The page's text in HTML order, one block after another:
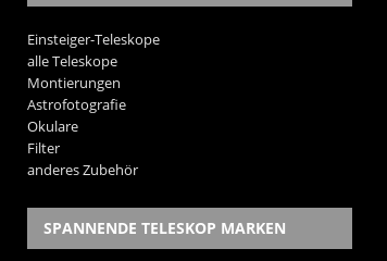
Einsteiger-Teleskope
alle Teleskope
Montierungen
Astrofotografie
Okulare
Filter
anderes Zubehör
SPANNENDE TELESKOP MARKEN